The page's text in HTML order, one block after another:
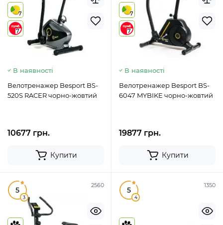
7
7
В наявності
Велотренажер Besport BS-
520S RACER чорно-жовтий
10677 грн.
Купити
7
7
В наявності
Велотренажер Besport BS-
6047 MYBIKE чорно-жовтий
19877 грн.
Купити
2560
5
3
1350
5
4